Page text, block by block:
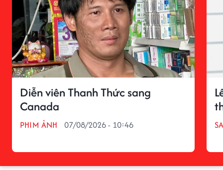
Diễn viên Thanh Thức sang
Canada
PHIM ẢNH 07/08/2026 - 10:46